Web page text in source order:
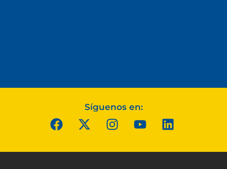
Síguenos en: